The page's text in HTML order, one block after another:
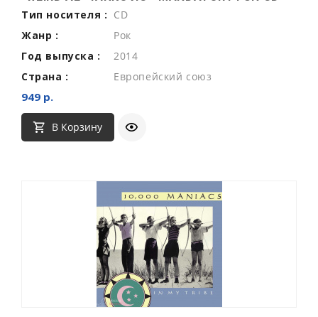
Тип носителя : CD
Жанр :
Рок
Год выпуска :
2014
Страна :
Европейский союз
949 р.
В Корзину